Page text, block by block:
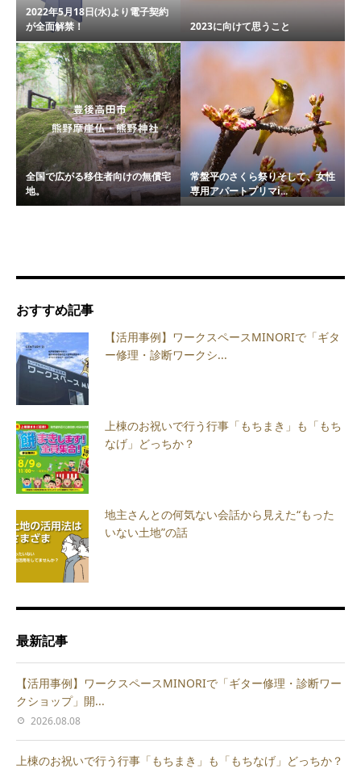
2022年5月18日(水)より電子契約
が全面解禁！
2023に向けて思うこと
全国で広がる移住者向けの無償宅
地。
常盤平のさくら祭りそして、女性
専用アパートプリマi...
おすすめ記事
【活用事例】ワークスペースMINORIで「ギタ
ー修理・診断ワークシ...
上棟のお祝いで行う行事「もちまき」も「もち
なげ」どっちか？
地主さんとの何気ない会話から見えた“もった
いない土地”の話
最新記事
【活用事例】ワークスペースMINORIで「ギター修理・診断ワー
クショップ」開...
2026.08.08
上棟のお祝いで行う行事「もちまき」も「もちなげ」どっちか？